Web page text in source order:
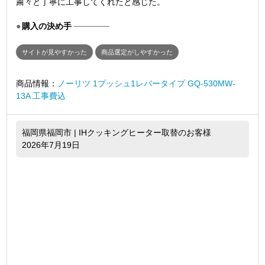
購入の決め手
サイトが見やすかった 商品選定がしやすかった
商品情報：
ノーリツ 1プッシュ1レバータイプ GQ-530MW-
13A 工事費込
福岡県福岡市 | IHクッキングヒーター取替のお客様
2026年7月19日